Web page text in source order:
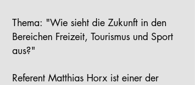
Thema: "Wie sieht die Zukunft in den
Bereichen Freizeit, Tourismus und Sport
aus?"
Referent Matthias Horx ist einer der